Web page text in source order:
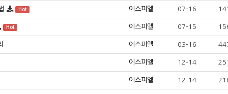
Hot 에스피엘 07-16
Hot 에스피엘 07-15
에스피엘 03-16
에스피엘 12-14
에스피엘 12-14